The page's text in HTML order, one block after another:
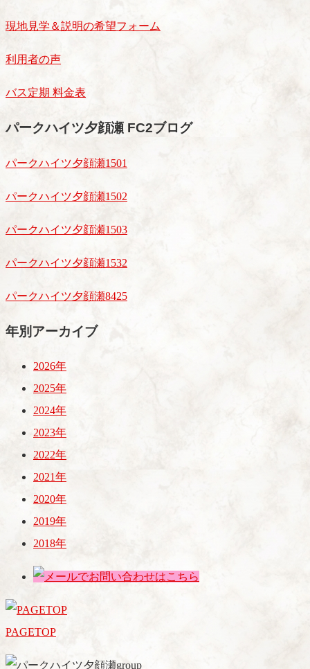
現地見学＆説明の希望フォーム
利用者の声
バス定期 料金表
パークハイツ夕顔瀬 FC2ブログ
パークハイツ夕顔瀬1501
パークハイツ夕顔瀬1502
パークハイツ夕顔瀬1503
パークハイツ夕顔瀬1532
パークハイツ夕顔瀬8425
年別アーカイブ
2026年
2025年
2024年
2023年
2022年
2021年
2020年
2019年
2018年
PAGETOP